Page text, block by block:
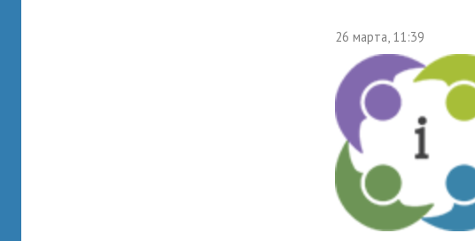
26 марта, 11:39